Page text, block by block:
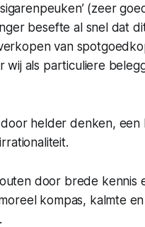
(zeer
besefte al snel dat
van
als particuliere
door helder denken,
door brede kennis
kompas, kalmte